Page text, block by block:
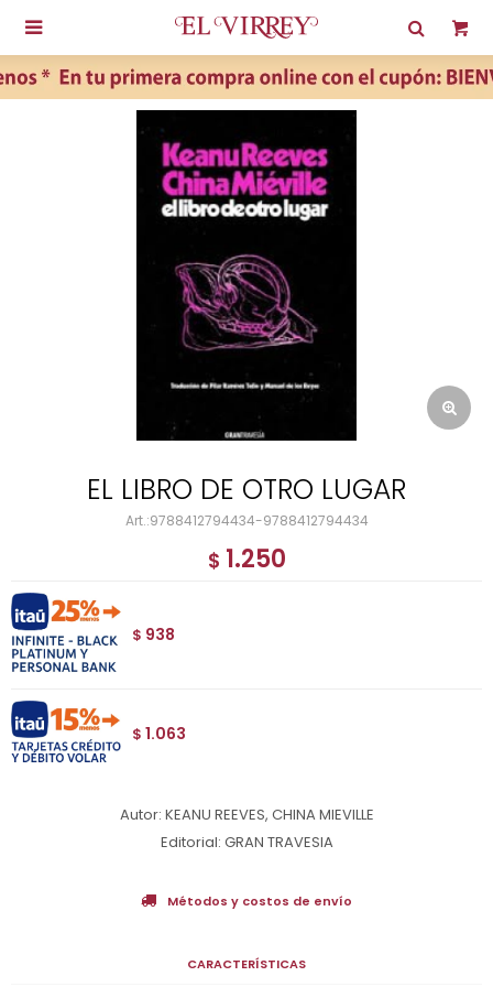

EL LIBRO DE OTRO LUGAR
9788412794434-9788412794434
$ 1.250
$ 938
$ 1.063
Autor: KEANU REEVES, CHINA MIEVILLE
Editorial: GRAN TRAVESIA
Métodos y costos de envío
CARACTERÍSTICAS